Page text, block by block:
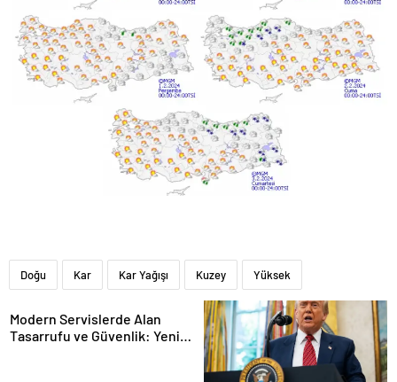
Doğu Kar Kar Yağışı Kuzey Yüksek
Modern Servislerde Alan
Tasarrufu ve Güvenlik: Yeni